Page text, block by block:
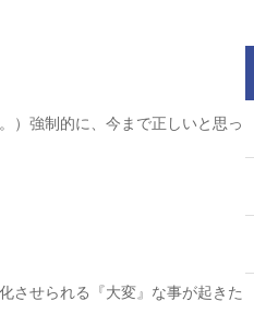
）強制的に、今まで正しいと思っ
させられる『大変』な事が起きた